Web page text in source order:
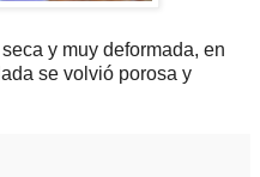
y muy deformada, en
se volvió porosa y